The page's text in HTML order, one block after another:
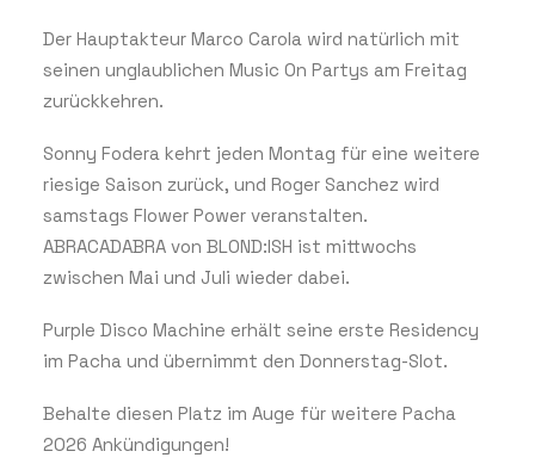
Der Hauptakteur Marco Carola wird natürlich mit
seinen unglaublichen Music On Partys am Freitag
zurückkehren.
Sonny Fodera kehrt jeden Montag für eine weitere
riesige Saison zurück, und Roger Sanchez wird
samstags Flower Power veranstalten.
ABRACADABRA von BLOND:ISH ist mittwochs
zwischen Mai und Juli wieder dabei.
Purple Disco Machine erhält seine erste Residency
im Pacha und übernimmt den Donnerstag-Slot.
Behalte diesen Platz im Auge für weitere Pacha
2026 Ankündigungen!